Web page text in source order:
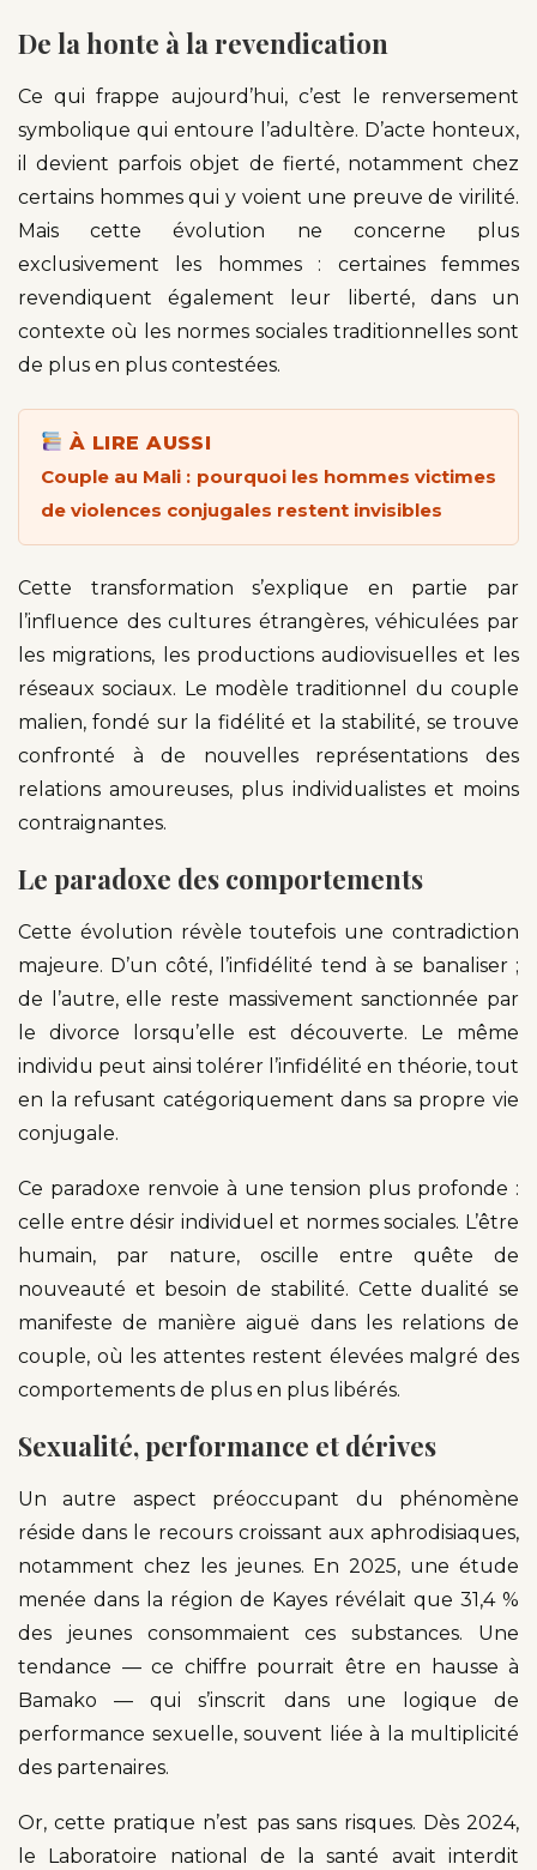
De la honte à la revendication
Ce qui frappe aujourd’hui, c’est le renversement
symbolique qui entoure l’adultère. D’acte honteux,
il devient parfois objet de fierté, notamment chez
certains hommes qui y voient une preuve de virilité.
Mais cette évolution ne concerne plus
exclusivement les hommes : certaines femmes
revendiquent également leur liberté, dans un
contexte où les normes sociales traditionnelles sont
de plus en plus contestées.
À LIRE AUSSI
Couple au Mali : pourquoi les hommes victimes
de violences conjugales restent invisibles
Cette transformation s’explique en partie par
l’influence des cultures étrangères, véhiculées par
les migrations, les productions audiovisuelles et les
réseaux sociaux. Le modèle traditionnel du couple
malien, fondé sur la fidélité et la stabilité, se trouve
confronté à de nouvelles représentations des
relations amoureuses, plus individualistes et moins
contraignantes.
Le paradoxe des comportements
Cette évolution révèle toutefois une contradiction
majeure. D’un côté, l’infidélité tend à se banaliser ;
de l’autre, elle reste massivement sanctionnée par
le divorce lorsqu’elle est découverte. Le même
individu peut ainsi tolérer l’infidélité en théorie, tout
en la refusant catégoriquement dans sa propre vie
conjugale.
Ce paradoxe renvoie à une tension plus profonde :
celle entre désir individuel et normes sociales. L’être
humain, par nature, oscille entre quête de
nouveauté et besoin de stabilité. Cette dualité se
manifeste de manière aiguë dans les relations de
couple, où les attentes restent élevées malgré des
comportements de plus en plus libérés.
Sexualité, performance et dérives
Un autre aspect préoccupant du phénomène
réside dans le recours croissant aux aphrodisiaques,
notamment chez les jeunes. En 2025, une étude
menée dans la région de Kayes révélait que 31,4 %
des jeunes consommaient ces substances. Une
tendance — ce chiffre pourrait être en hausse à
Bamako — qui s’inscrit dans une logique de
performance sexuelle, souvent liée à la multiplicité
des partenaires.
Or, cette pratique n’est pas sans risques. Dès 2024,
le Laboratoire national de la santé avait interdit